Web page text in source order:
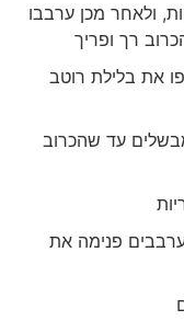
במשך 1-2 דקות, ולאחר מכן ערבבו
בלילת רוטב
עד שהכרוב
פנימה את